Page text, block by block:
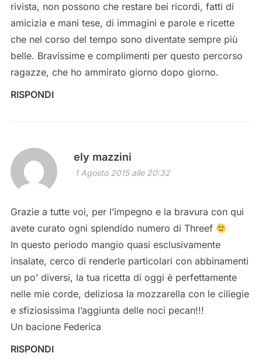
rivista, non possono che restare bei ricordi, fatti di
amicizia e mani tese, di immagini e parole e ricette
che nel corso del tempo sono diventate sempre più
belle. Bravissime e complimenti per questo percorso
ragazze, che ho ammirato giorno dopo giorno.
RISPONDI
ely mazzini
1 Agosto 2015 alle 20:32
Grazie a tutte voi, per l’impegno e la bravura con qui
avete curato ogni splendido numero di Threef
In questo periodo mangio quasi esclusivamente
insalate, cerco di renderle particolari con abbinamenti
un po’ diversi, la tua ricetta di oggi è perfettamente
nelle mie corde, deliziosa la mozzarella con le ciliegie
e sfiziosissima l’aggiunta delle noci pecan!!!
Un bacione Federica
RISPONDI